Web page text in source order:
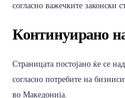
согласно важечките законски
Континуирано
Страницата постојано ќе се
согласно потребите на
во Македонија.